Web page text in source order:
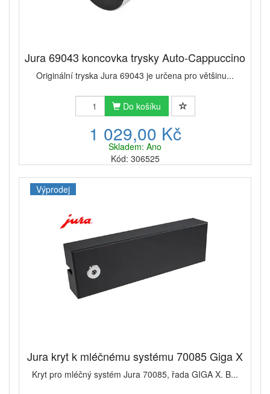
Jura 69043 koncovka trysky Auto-Cappuccino
Originální tryska Jura 69043 je určena pro většinu...
Do košíku
1 029,00 Kč
Skladem: Ano
Kód: 306525
Výprodej
Jura kryt k mléčnému systému 70085 Giga X
Kryt pro mléčný systém Jura 70085, řada GIGA X. B...